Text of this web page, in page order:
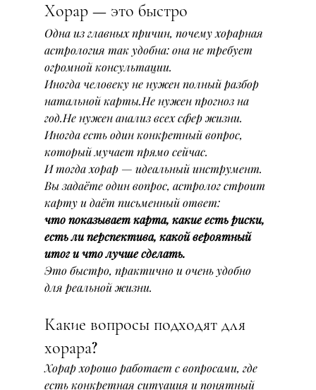
Хорар — это быстро
Одна из главных причин, почему хорарная
астрология так удобна: она не требует
огромной консультации.
Иногда человеку не нужен полный разбор
натальной карты.Не нужен прогноз на
год.Не нужен анализ всех сфер жизни.
Иногда есть один конкретный вопрос,
который мучает прямо сейчас.
И тогда хорар — идеальный инструмент.
Вы задаёте один вопрос, астролог строит
карту и даёт письменный ответ:
что показывает карта, какие есть риски,
есть ли перспектива, какой вероятный
итог и что лучше сделать.
Это быстро, практично и очень удобно
для реальной жизни.
Какие вопросы подходят для
хорара?
Хорар хорошо работает с вопросами, где
есть конкретная ситуация и понятный